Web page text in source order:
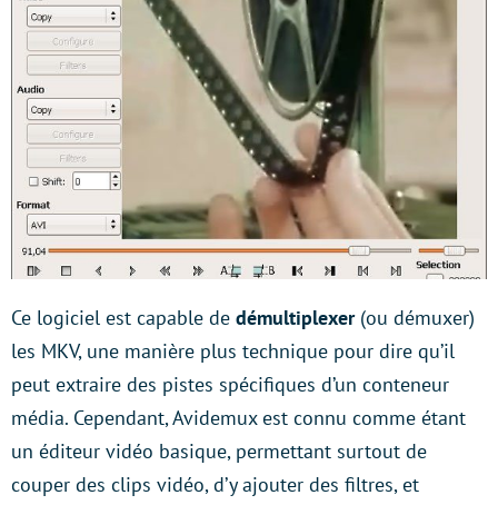
Ce logiciel est capable de démultiplexer (ou démuxer)
les MKV, une manière plus technique pour dire qu’il
peut extraire des pistes spécifiques d’un conteneur
média. Cependant, Avidemux est connu comme étant
un éditeur vidéo basique, permettant surtout de
couper des clips vidéo, d’y ajouter des filtres, et